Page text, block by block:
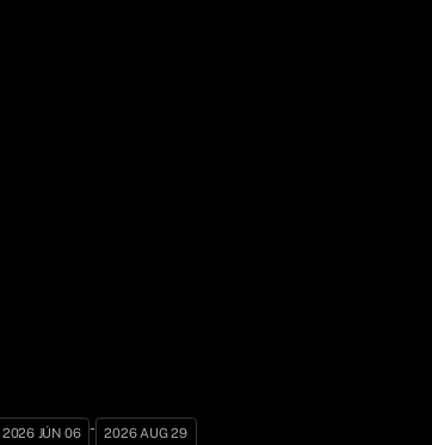
2026 JÚN 06 - 2026 AUG 29